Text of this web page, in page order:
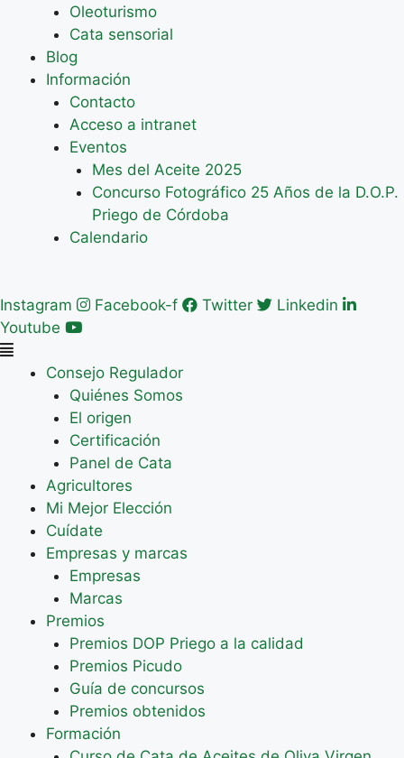
Oleoturismo
Cata sensorial
Blog
Información
Contacto
Acceso a intranet
Eventos
Mes del Aceite 2025
Concurso Fotográfico 25 Años de la D.O.P.
Priego de Córdoba
Calendario
Instagram Facebook-f Twitter
Linkedin
Youtube
Consejo Regulador
Quiénes Somos
El origen
Certificación
Panel de Cata
Agricultores
Mi Mejor Elección
Cuídate
Empresas y marcas
Empresas
Marcas
Premios
Premios DOP Priego a la calidad
Premios Picudo
Guía de concursos
Premios obtenidos
Formación